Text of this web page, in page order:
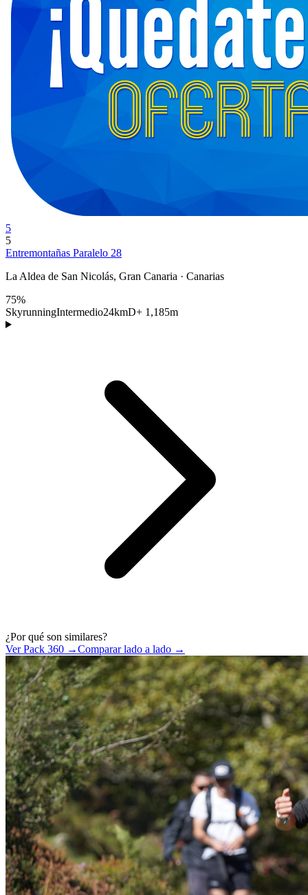
5
5
Entremontañas Paralelo 28
La Aldea de San Nicolás, Gran Canaria · Canarias
75%
SkyrunningIntermedio24kmD+ 1,185m
¿Por qué son similares?
Ver Pack 360 →Comparar lado a lado →